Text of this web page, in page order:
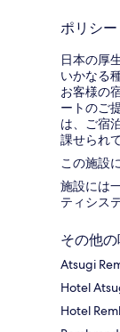
ポリシー
日本の厚
いかなる
お客様の
ートのご
は、ご宿
課せられ
この施設
施設には
ティシス
その他
Atsugi
Hotel
Hotel